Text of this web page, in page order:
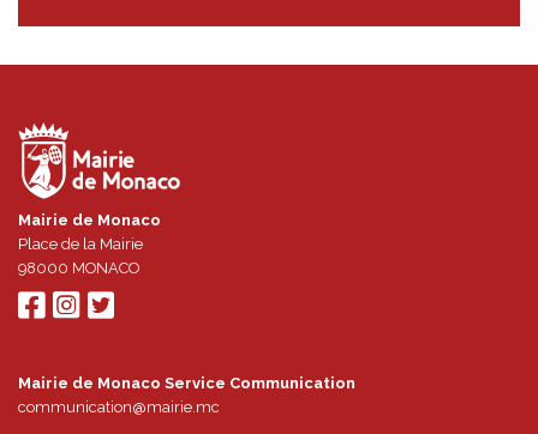
Mairie de Monaco
Place de la Mairie
98000 MONACO
Mairie de Monaco Service Communication
communication@mairie.mc